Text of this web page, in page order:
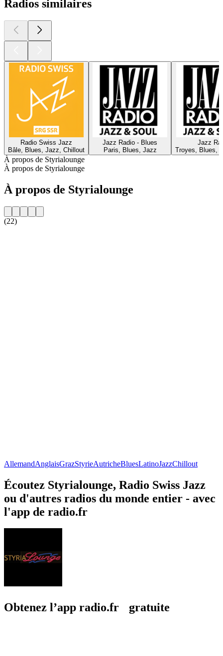
Radios similaires
Radio Swiss Jazz
Bâle, Blues, Jazz, Chillout
Jazz Radio - Blues
Paris, Blues, Jazz
Jazz
Troyes, Blues,
À propos de Styrialounge
À propos de Styrialounge
À propos de Styrialounge
(22)
AllemandAnglaisGrazStyrieAutricheBluesLatinoJazzChillout
Écoutez Styrialounge, Radio Swiss Jazz
ou d'autres radios du monde entier - avec
l'app de radio.fr
Obtenez l’app radio.fr gratuite